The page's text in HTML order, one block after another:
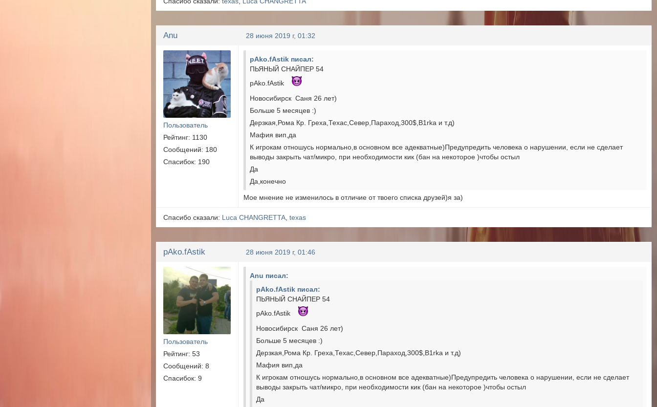
Anu 28 июня 2019 г, 01:32
Пользователь
Рейтинг: 1130
Сообщений: 180
Спасибок: 190
pAko.fAstik писал:
ПЬЯНЫЙ СНАЙПЕР 54
pAko.fAstik
Новосибирск Саня 26 лет)
Больше 5 месяцев :)
Дерзкая,Рома Кр. Греха,Техас,Север,Параход,300$,B1rka и т.д)
Мафия вип,да
К игрокам отношусь нормально,в основном все адекватные)Предупредить человека о нарушении, если не сделает
выводы закрыть чат/микро, при необходимости кик (бан на некоторое )чтобы остыл
Да
Да,конечно
Мое мнение не изменилось в отличие от твоего списка друзей)я за)
Спасибо сказали: Luca CHANGRETTA ,texas
pAko.fAstik 28 июня 2019 г, 01:46
Пользователь
Рейтинг: 53
Сообщений: 8
Спасибок: 9
Anu писал:
pAko.fAstik писал:
ПЬЯНЫЙ СНАЙПЕР 54
pAko.fAstik
Новосибирск Саня 26 лет)
Больше 5 месяцев :)
Дерзкая,Рома Кр. Греха,Техас,Север,Параход,300$,B1rka и т.д)
Мафия вип,да
К игрокам отношусь нормально,в основном все адекватные)Предупредить человека о нарушении, если не сделает
выводы закрыть чат/микро, при необходимости кик (бан на некоторое )чтобы остыл
Да